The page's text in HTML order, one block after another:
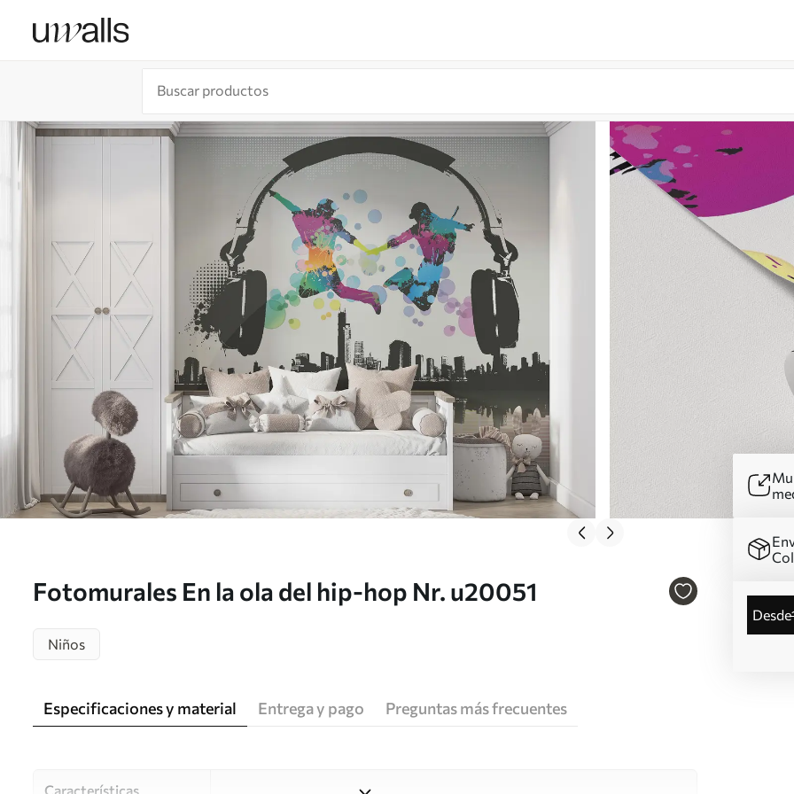
Fotomurales En la ola del hip-hop Nr. u20051
desde
Niños
Especificaciones y material Entrega y pago Preguntas más frecuentes
Características